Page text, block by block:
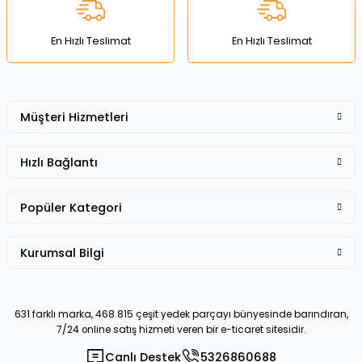
Bu ürüne benzer farklı alternatifler olmalı.
En Hızlı Teslimat En Hızlı Teslimat
631 farklı marka, 468.815 çeşit yedek parçayı bünyesinde barındıran,
7/24 online satış hizmeti veren bir e-ticaret sitesidir.
Canlı Destek 5326860688
Müşteri Hizmetleri
Hızlı Bağlantı
Popüler Kategori
Kurumsal Bilgi